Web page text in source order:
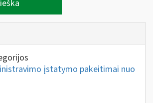
įstatymo pakeitimai nuo